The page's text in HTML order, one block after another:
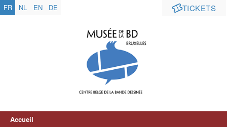
TICKETS
FR NL EN DE
Accueil